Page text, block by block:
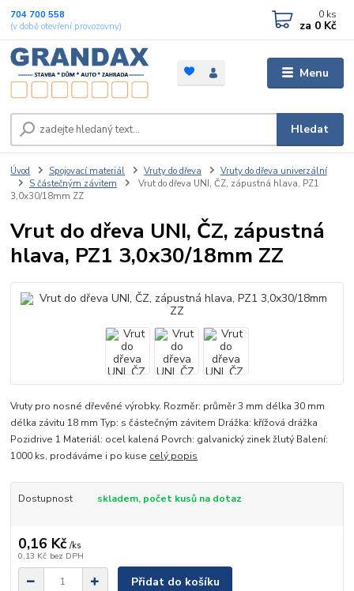
Menu
Hledat
704 700 558
(v době otevření provozovny)
0 ks
za 0 Kč
Úvod Spojovací materiál Vruty do dřeva
Vruty do dřeva univerzální
S částečným závitem
Vrut do dřeva UNI, ČZ, zápustná hlava, PZ1
3,0x30/18mm ZZ
Vrut do dřeva UNI, ČZ, zápustná
hlava, PZ1 3,0x30/18mm ZZ
Vruty pro nosné dřevěné výrobky. Rozměr: průměr 3 mm délka 30 mm
délka závitu 18 mm Typ: s částečným závitem Drážka: křížová drážka
Pozidrive 1 Materiál: ocel kalená Povrch: galvanický zinek žlutý Balení:
1000 ks, prodáváme i po kuse celý popis
Dostupnost skladem, počet kusů na dotaz
0,16 Kč /ks
0,13 Kč bez DPH
Přidat do košíku